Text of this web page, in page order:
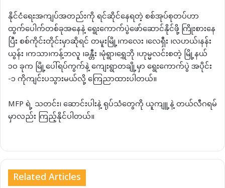
နိုင်ငံရေးအကျပ်အတည်းကို ရင်ဆိုင်နေရတဲ့ စစ်အုပ်စုတပ်ဟာ
ထွက်ပေါက်တစ်ခုအနေနဲ့ ရွေးကောက်ပွဲဖော်ဆောင်နိုင်ဖို့ ကြိုးစားနေ
ပြီး စစ်ကိုင်းတိုင်းမှာဆိုရင် တမူးမြို့၊ကလေး ၊လေရှီး ၊လဟယ်၊နန်း
ယွန်း ၊ကသာ၊ကန့်ဘလူ ၊ခန္တီး ၊မုံရွာ၊ရွှေဘို ၊ဟုမ္မလင်းစတဲ့ မြို့နယ်
၁၀ ခုက မြို့ပေါ်ရပ်ကွက်နဲ့ ကျေးရွာတချို့မှာ ရွေးကောက်ပွဲ အပိုင်း
-၁ ကိုကျင်းပသွားမယ်လို့ ကြေညာထားပါတယ်။
MFP ရဲ့ သတင်း၊ ဆောင်းပါးနဲ့ ရုပ်သံတွေကို ယူကျူ့နဲ့ တယ်လီဂရမ်
မှာလည်း ကြည့်နိုင်ပါတယ်။
Related Articles